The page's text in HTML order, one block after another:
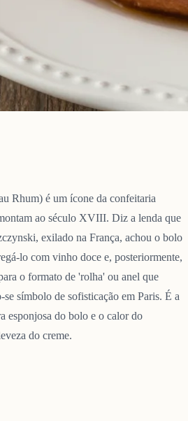
Rhum) é um ícone da confeitaria
ao século XVIII. Diz a lenda que
exilado na França, achou o bolo
lo com vinho doce e, posteriormente,
o formato de 'rolha' ou anel que
símbolo de sofisticação em Paris. É a
esponjosa do bolo e o calor do
do creme.